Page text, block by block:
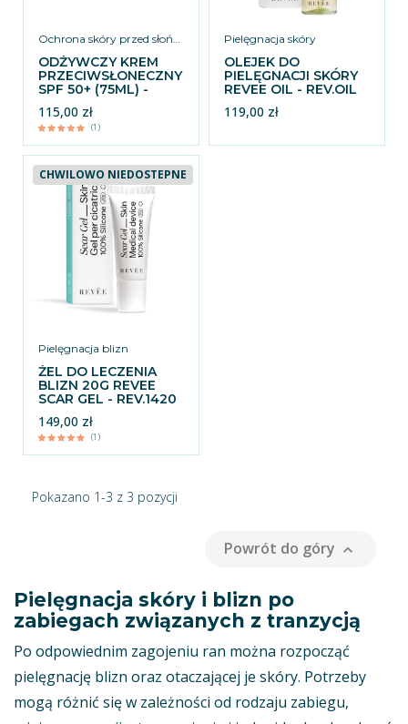
Ochrona skóry przed słońcem
ODŻYWCZY KREM
PRZECIWSŁONECZNY
SPF 50+ (75ML) -
REV.SUN50
115,00 zł
(1)
Pielęgnacja skóry
OLEJEK DO
PIELĘGNACJI SKÓRY
REVEE OIL - REV.OIL
119,00 zł
Pielęgnacja blizn
ŻEL DO LECZENIA
BLIZN 20G REVEE
SCAR GEL - REV.1420
149,00 zł
(1)
CHWILOWO NIEDOSTEPNE
Pokazano 1-3 z 3 pozycji
Powrót do góry 
Pielęgnacja skóry i blizn po
zabiegach związanych z tranzycją
Po odpowiednim zagojeniu ran można rozpocząć
pielęgnację blizn oraz otaczającej je skóry. Potrzeby
mogą różnić się w zależności od rodzaju zabiegu,